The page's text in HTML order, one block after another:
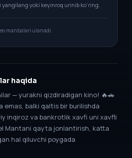
yoki keyinroq urinib ko‘ring.
manbalari ulanadi.
haqida
— yurakni qizdiradigan kino! 🔥🚗
emas, balki qaltis bir burilishda
inqiroz va bankrotlik xavfi uni xavfli
Mantani qayta jonlantirish, katta
hal qiluvchi poygada